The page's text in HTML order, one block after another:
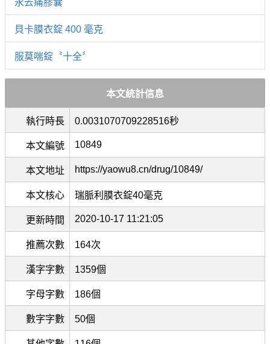
貝卡膜衣錠 400 毫克
服莫喘錠〝十全〞
本文統計信息
執行時長 0.0031070709228516秒
本文編號 10849
本文地址 https://yaowu8.cn/drug/10849/
本文核心 瑞脈利膜衣錠40毫克
更新時間 2020-10-17 11:21:05
推薦次數 164次
漢字字數 1359個
字母字數 186個
數字字數 50個